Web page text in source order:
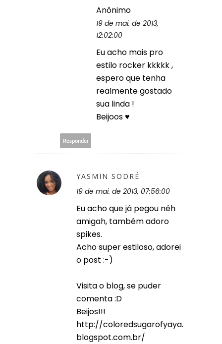
Anônimo
19 de mai. de 2013,
12:02:00
Eu acho mais pro
estilo rocker kkkkk ,
espero que tenha
realmente gostado
sua linda !
Beijoos ♥
Responder
YASMIN SODRÉ
19 de mai. de 2013, 07:56:00
Eu acho que já pegou néh
amigah, também adoro
spikes.
Acho super estiloso, adorei
o post :-)
Visita o blog, se puder
comenta :D
Beijos!!!
http://coloredsugarofyaya.
blogspot.com.br/